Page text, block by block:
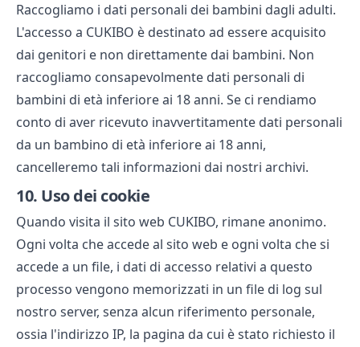
Raccogliamo i dati personali dei bambini dagli adulti.
L'accesso a CUKIBO è destinato ad essere acquisito
dai genitori e non direttamente dai bambini. Non
raccogliamo consapevolmente dati personali di
bambini di età inferiore ai 18 anni. Se ci rendiamo
conto di aver ricevuto inavvertitamente dati personali
da un bambino di età inferiore ai 18 anni,
cancelleremo tali informazioni dai nostri archivi.
10. Uso dei cookie
Quando visita il sito web CUKIBO, rimane anonimo.
Ogni volta che accede al sito web e ogni volta che si
accede a un file, i dati di accesso relativi a questo
processo vengono memorizzati in un file di log sul
nostro server, senza alcun riferimento personale,
ossia l'indirizzo IP, la pagina da cui è stato richiesto il